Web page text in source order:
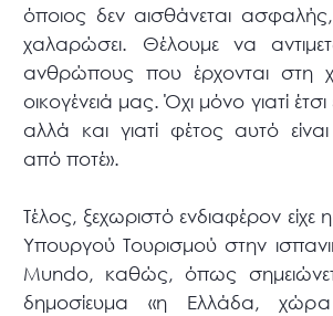
όποιος δεν αισθάνεται
χαλαρώσει. Θέλουμε να
ανθρώπους που έρχονται
οικογένειά μας. Όχι μόνο γιατί έτσι
αλλά και γιατί φέτος αυτό
από ποτέ».
Τέλος, ξεχωριστό ενδιαφέρον είχε
Υπουργού Τουρισμού στην
Mundo, καθώς, όπως
δημοσίευμα «η Ελλάδα,